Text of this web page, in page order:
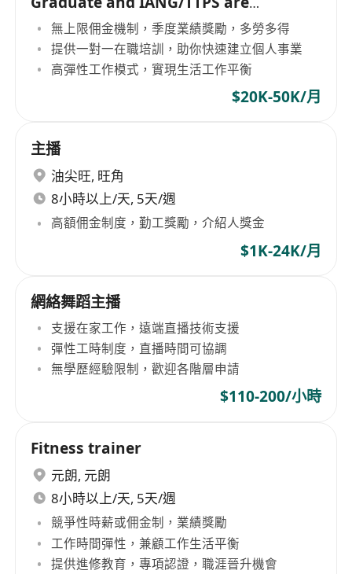
welcome)
無上限佣金機制，季度業績獎勵，多勞多得
提供一對一在職培訓，助你快速建立個人事業
高彈性工作模式，實現生活工作平衡
$20K-50K/月
主播
油尖旺, 旺角
8小時以上/天, 5天/週
高額佣金制度，勤工獎勵，介紹人獎金
$1K-24K/月
網絡舞蹈主播
支援在家工作，遠端直播技術支援
彈性工時制度，直播時間可協調
無學歷經驗限制，歡迎各階層申請
$110-200/小時
Fitness trainer
元朗, 元朗
8小時以上/天, 5天/週
競爭性時薪或佣金制，業績獎勵
工作時間彈性，兼顧工作生活平衡
提供進修教育，專項認證，職涯晉升機會